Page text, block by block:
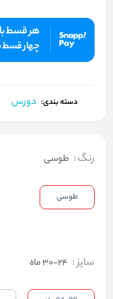
هر قسط
چهار قسط
دسته بندی: دورس
رنگ: طوسی
طوسی
سایز: 24-30 ماه